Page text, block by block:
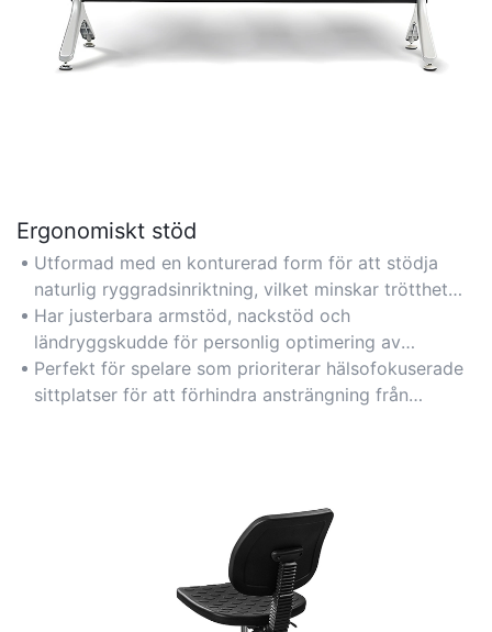
Ergonomiskt stöd
Utformad med en konturerad form för att stödja
naturlig ryggradsinriktning, vilket minskar trötthet
under långa spelsessioner.
Har justerbara armstöd, nackstöd och
ländryggskudde för personlig optimering av
hållningen.
Perfekt för spelare som prioriterar hälsofokuserade
sittplatser för att förhindra ansträngning från